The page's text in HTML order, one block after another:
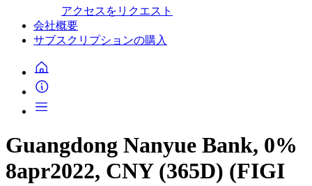
アクセスをリクエスト
会社概要
サブスクリプションの購入
Guangdong Nanyue Bank, 0%
8apr2022, CNY (365D) (FIGI